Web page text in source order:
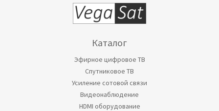
Каталог
Эфирное цифровое ТВ
Спутниковое ТВ
Усиление сотовой связи
Видеонаблюдение
HDMI оборудование